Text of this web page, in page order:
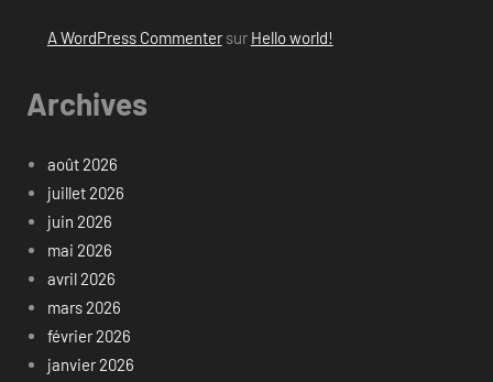
A WordPress Commentersur Hello world!
Archives
août 2026
juillet 2026
juin 2026
mai 2026
avril 2026
mars 2026
février 2026
janvier 2026